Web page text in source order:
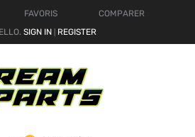
FAVORIS
COMPARER
SIGN IN REGISTER